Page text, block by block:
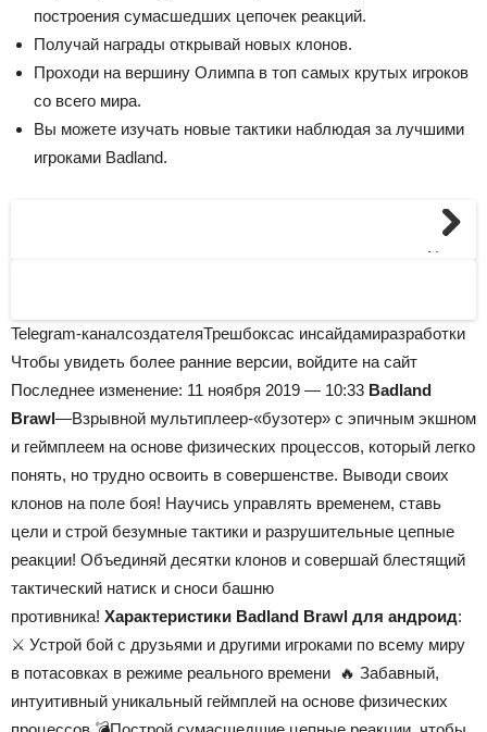
построения сумасшедших цепочек реакций.
Получай награды открывай новых клонов.
Проходи на вершину Олимпа в топ самых крутых игроков
со всего мира.
Вы можете изучать новые тактики наблюдая за лучшими
игроками Badland.
Next
Telegram-каналсоздателяТрешбоксас инсайдамиразработки
Чтобы увидеть более ранние версии, войдите на сайт
Последнее изменение: 11 ноября 2019 — 10:33 Badland
Brawl—Взрывной мультиплеер-«бузотер» c эпичным экшном
и геймплеем на основе физических процессов, который легко
понять, но трудно освоить в совершенстве. Выводи своих
клонов на поле боя! Научись управлять временем, ставь
цели и строй безумные тактики и разрушительные цепные
реакции! Объединяй десятки клонов и совершай блестящий
тактический натиск и сноси башню
противника! Характеристики Badland Brawl для андроид:
⚔ Устрой бой с друзьями и другими игроками по всему миру
в потасовках в режиме реального времени 🔥 Забавный,
интуитивный уникальный геймплей на основе физических